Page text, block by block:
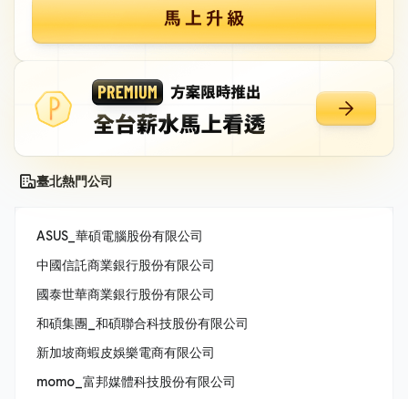
臺北熱門公司
ASUS_華碩電腦股份有限公司
中國信託商業銀行股份有限公司
國泰世華商業銀行股份有限公司
和碩集團_和碩聯合科技股份有限公司
新加坡商蝦皮娛樂電商有限公司
momo_富邦媒體科技股份有限公司